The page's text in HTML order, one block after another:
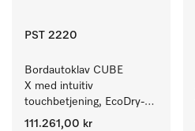
PST 2220
Bordautoklav CUBE
X med intuitiv
touchbetjening, EcoDry-
tørking og 6 kg
111.261,00 kr